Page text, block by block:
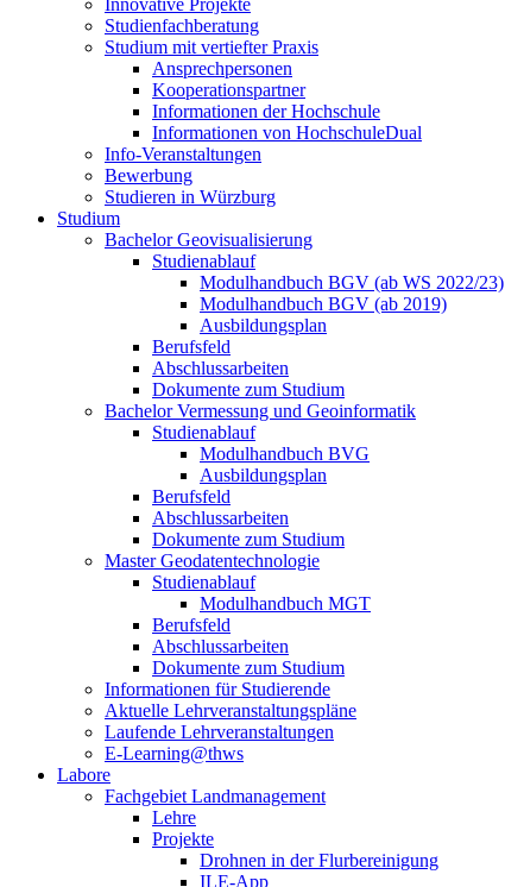
Innovative Projekte
Studienfachberatung
Studium mit vertiefter Praxis
Ansprechpersonen
Kooperationspartner
Informationen der Hochschule
Informationen von HochschuleDual
Info-Veranstaltungen
Bewerbung
Studieren in Würzburg
Studium
Bachelor Geovisualisierung
Studienablauf
Modulhandbuch BGV (ab WS 2022/23)
Modulhandbuch BGV (ab 2019)
Ausbildungsplan
Berufsfeld
Abschlussarbeiten
Dokumente zum Studium
Bachelor Vermessung und Geoinformatik
Studienablauf
Modulhandbuch BVG
Ausbildungsplan
Berufsfeld
Abschlussarbeiten
Dokumente zum Studium
Master Geodatentechnologie
Studienablauf
Modulhandbuch MGT
Berufsfeld
Abschlussarbeiten
Dokumente zum Studium
Informationen für Studierende
Aktuelle Lehrveranstaltungspläne
Laufende Lehrveranstaltungen
E-Learning@thws
Labore
Fachgebiet Landmanagement
Lehre
Projekte
Drohnen in der Flurbereinigung
ILE-App